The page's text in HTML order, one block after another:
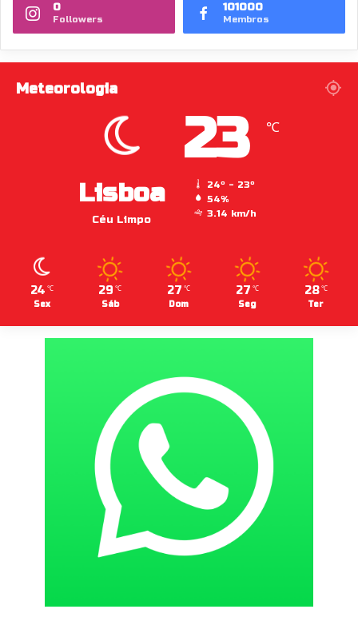
0
Followers
101000
Membros
Meteorologia
Lisboa
Céu Limpo
23 ℃
24º - 23º
54%
3.14 km/h
24 ℃
Sex
29 ℃
Sáb
27 ℃
Dom
27 ℃
Seg
28 ℃
Ter